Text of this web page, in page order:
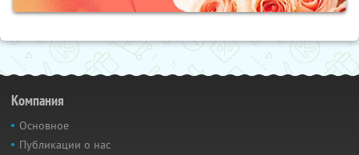
Компания
Основное
Публикации о нас